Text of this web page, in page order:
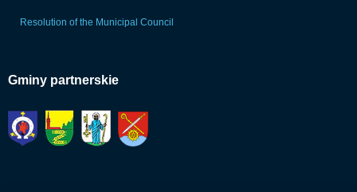
Resolution of the Municipal Council
Gminy partnerskie